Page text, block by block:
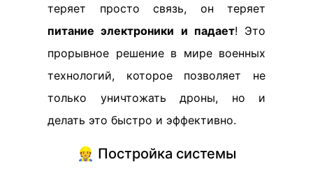
теряет просто связь, он теряет
питание электроники и падает! Это
прорывное решение в мире военных
технологий, которое позволяет не
только уничтожать дроны, но и
делать это быстро и эффективно.
👷 Постройка системы